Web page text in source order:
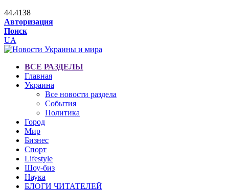
44.4138
Авторизация
Поиск
UA
ВСЕ РАЗДЕЛЫ
Главная
Украина
Все новости раздела
События
Политика
Город
Мир
Бизнес
Спорт
Lifestyle
Шоу-биз
Наука
БЛОГИ ЧИТАТЕЛЕЙ